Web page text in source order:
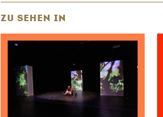
ZU SEHEN IN